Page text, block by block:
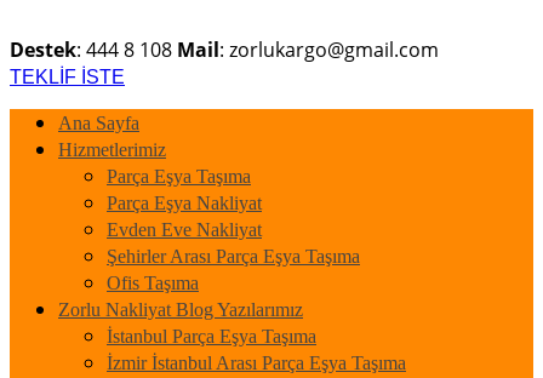
Destek: 444 8 108 Mail: zorlukargo@gmail.com
TEKLİF İSTE
Ana Sayfa
Hizmetlerimiz
Parça Eşya Taşıma
Parça Eşya Nakliyat
Evden Eve Nakliyat
Şehirler Arası Parça Eşya Taşıma
Ofis Taşıma
Zorlu Nakliyat Blog Yazılarımız
İstanbul Parça Eşya Taşıma
İzmir İstanbul Arası Parça Eşya Taşıma